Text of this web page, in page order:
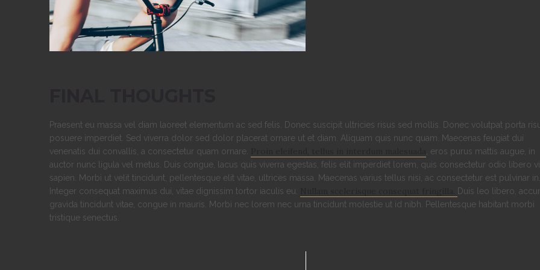
Praesent eu massa vel diam laoreet elementum ac sed felis. Donec suscipit ultricies risus sed mollis. Donec volutpat porta
posuere imperdiet. Sed viverra dolor sed dolor placerat ornare ut et diam. Aliquam quis nunc quam. Maecenas feugiat dui
venenatis dui convallis, a consectetur quam ornare.
, eros purus mattis augue, in
auctor nunc ligula vel metus. Duis congue, lacus quis viverra egestas, felis elit imperdiet lorem, quis consectetur odio libero
sapien. Morbi ut velit tincidunt, pellentesque elit vitae, ultrices massa. Maecenas varius tellus nisi, ac consectetur est pulvinar in.
Integer consequat maximus dui, vitae dignissim tortor iaculis eu.
Duis leo libero,
gravida tincidunt vitae, congue in mauris. Morbi nec lorem nec urna tincidunt molestie ut id nibh. Pellentesque habitant morbi
tristique senectus.